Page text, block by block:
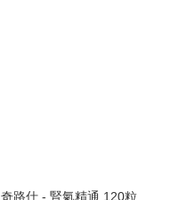
奇路仕 - 腎氣精通 120粒